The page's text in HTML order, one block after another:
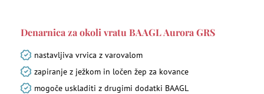
Denarnica za okoli vratu BAAGL Aurora GRS
nastavljiva vrvica z varovalom
zapiranje z ježkom in ločen žep za kovance
mogoče uskladiti z drugimi dodatki BAAGL